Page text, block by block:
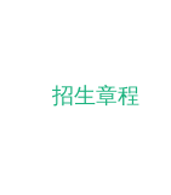
招生章程